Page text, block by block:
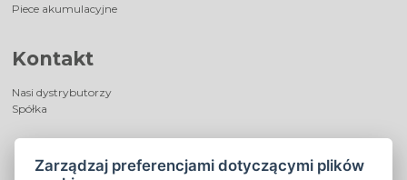
Piece akumulacyjne
Kontakt
Nasi dystrybutorzy
Spółka
Zarządzaj preferencjami dotyczącymi plików